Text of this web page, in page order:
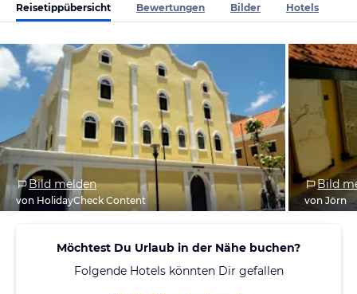
Reisetippübersicht Bewertungen Bilder Hotels
Bild melden
von HolidayCheck Content
Bild
von Jörn
Möchtest Du Urlaub in der Nähe buchen?
Folgende Hotels könnten Dir gefallen